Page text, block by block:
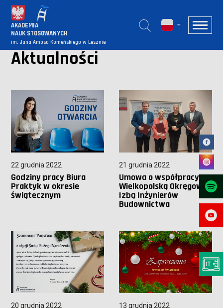
AKADEMIA
NAUK STOSOWANYCH
im. Jana Amosa Komeńskiego w Lesznie
Aktualności
22 grudnia 2022
Godziny pracy Biura
Praktyk w okresie
świątecznym
21 grudnia 2022
Umowa o współpracy z
Wielkopolską Okręgową
Izbą Inżynierów
Budownictwa
20 grudnia 2022 13 grudnia 2022